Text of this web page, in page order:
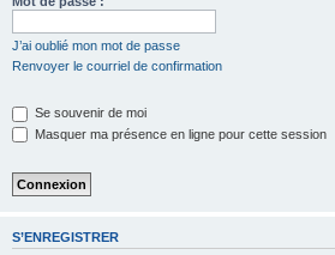
J’ai oublié mon mot de passe
Renvoyer le courriel de confirmation
Se souvenir de moi
Masquer ma présence en ligne pour cette session
S’ENREGISTRER